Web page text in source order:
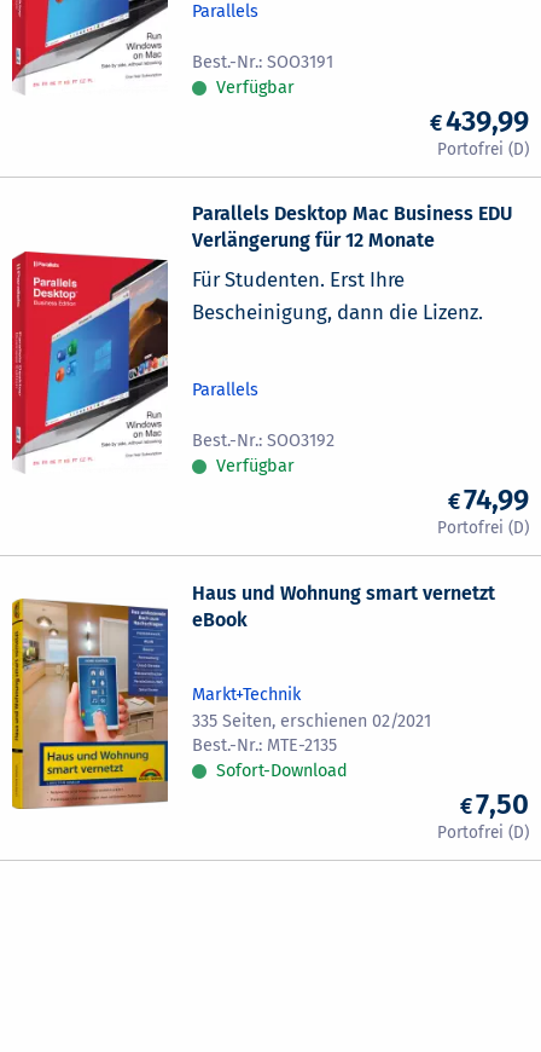
Parallels
SOO3191
Verfügbar
439,99
Parallels Desktop Mac Business EDU
Verlängerung für 12 Monate
Für Studenten. Erst Ihre
Bescheinigung, dann die Lizenz.
Parallels
SOO3192
Verfügbar
74,99
Haus und Wohnung smart vernetzt
eBook
Markt+Technik
335 Seiten, erschienen 02/2021
MTE-2135
Sofort-Download
7,50